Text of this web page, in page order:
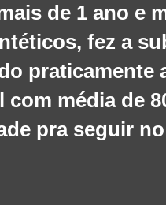
de 1 ano e
fez a
praticamente
com média de
pra seguir